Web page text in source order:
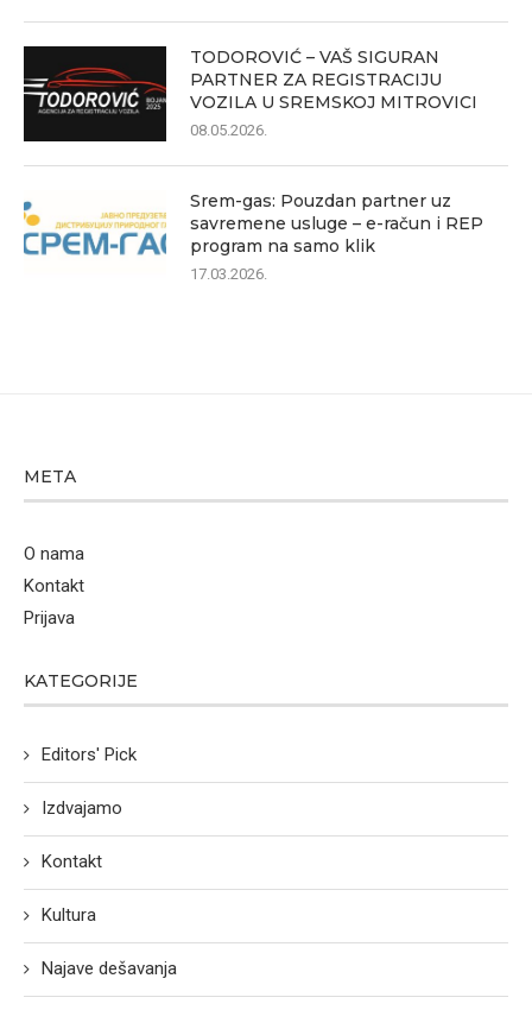
TODOROVIĆ – VAŠ SIGURAN
PARTNER ZA REGISTRACIJU
VOZILA U SREMSKOJ MITROVICI
08.05.2026.
Srem-gas: Pouzdan partner uz
savremene usluge – e-račun i REP
program na samo klik
17.03.2026.
META
O nama
Kontakt
Prijava
KATEGORIJE
Editors' Pick
Izdvajamo
Kontakt
Kultura
Najave dešavanja